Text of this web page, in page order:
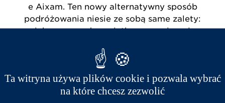
e Aixam. Ten nowy alternatywny sposób
podróżowania niesie ze sobą same zalety:
większą wygodę, wyjątkowe wyciszenie,
przyjaźniejszy dla środowiska.
Ta witryna używa plików cookie i pozwala wybrać
na które chcesz zezwolić